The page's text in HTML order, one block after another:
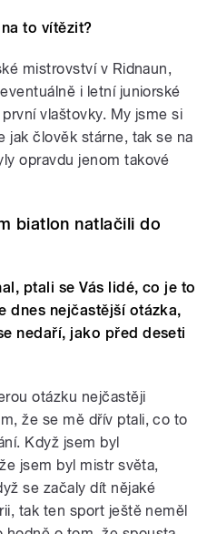
to vítězit?
mistrovství v Ridnaun,
i letní juniorské
vlaštovky. My jsme si
jak člověk stárne, tak se na
opravdu jenom takové
biatlon natlačili do
ptali se Vás lidé, co je to
dnes nejčastější otázka,
nedaří, jako před deseti
otázku nejčastěji
že se mě dřív ptali, co to
Když jsem byl
jsem byl mistr světa,
se začaly dít nějaké
tak ten sport ještě neměl